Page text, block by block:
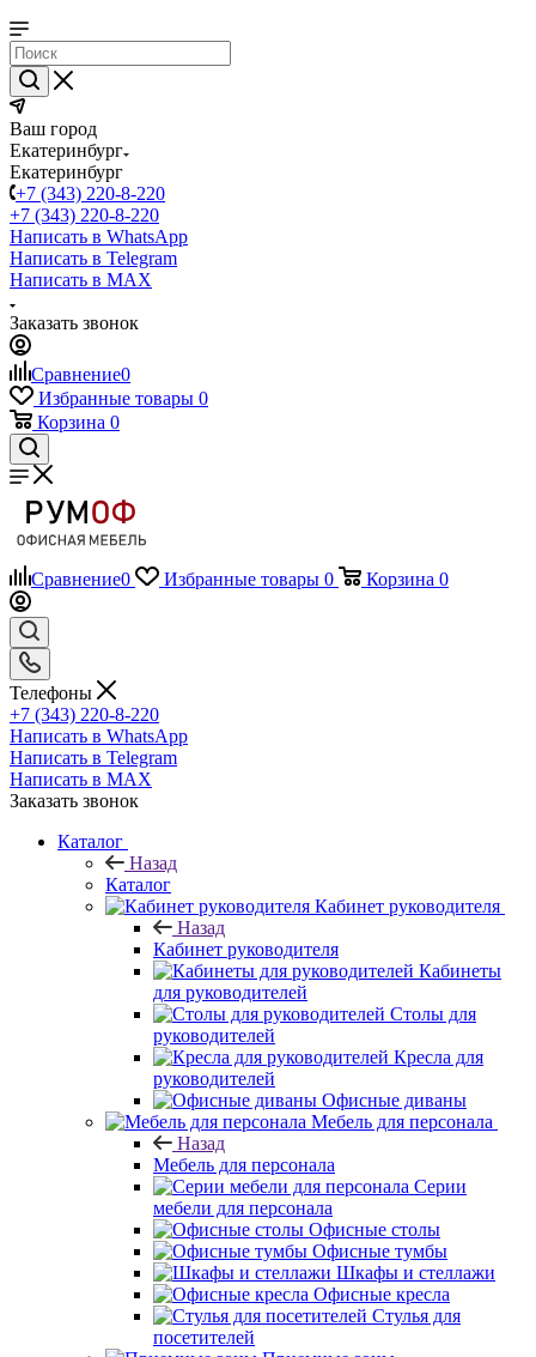
Ваш город
Екатеринбург
Екатеринбург
+7 (343) 220-8-220
+7 (343) 220-8-220
Написать в WhatsApp
Написать в Telegram
Написать в MAX
Заказать звонок
Сравнение0
Избранные товары 0
Корзина 0
Сравнение0 Избранные товары 0 Корзина 0
Телефоны
+7 (343) 220-8-220
Написать в WhatsApp
Написать в Telegram
Написать в MAX
Заказать звонок
Каталог
Назад
Каталог
Кабинет руководителя
Назад
Кабинет руководителя
Кабинеты
для руководителей
Столы для
руководителей
Кресла для
руководителей
Офисные диваны
Мебель для персонала
Назад
Мебель для персонала
Серии
мебели для персонала
Офисные столы
Офисные тумбы
Шкафы и стеллажи
Офисные кресла
Стулья для
посетителей